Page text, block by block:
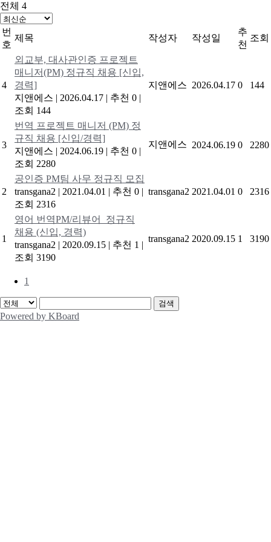
전체 4
번
호
제목 작성자 작성일
추
천
조회
4
외교부, 대사관인증 프로젝트
매니저(PM) 정규직 채용 [신입,
경력]
지앤에스 | 2026.04.17 | 추천 0 |
조회 144
지앤에스 2026.04.17 0 144
3
번역 프로젝트 매니저 (PM) 정
규직 채용 [신입/경력]
지앤에스 | 2024.06.19 | 추천 0 |
조회 2280
지앤에스 2024.06.19 0 2280
2
공인증 PM팀 사무 정규직 모집
transgana2 | 2021.04.01 | 추천 0 |
조회 2316
transgana2 2021.04.01 0 2316
1
영어 번역PM/리뷰어 정규직
채용 (신입, 경력)
transgana2 | 2020.09.15 | 추천 1 |
조회 3190
transgana2 2020.09.15 1 3190
1
검색
Powered by KBoard